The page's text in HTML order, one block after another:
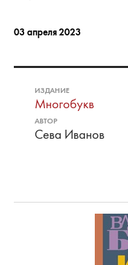
03 апреля 2023
ИЗДАНИЕ
Многобукв
АВТОР
Сева Иванов